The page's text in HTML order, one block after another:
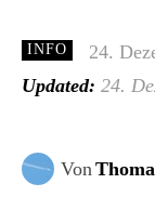
INFO
24.
Updated: 24.
Von